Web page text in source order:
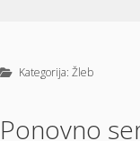
Kategorija:Žleb
Ponovno